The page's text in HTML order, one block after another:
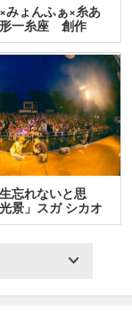
みょんふぁ×糸あ
一糸座 創作
忘れないと思
景」スガ シカオ